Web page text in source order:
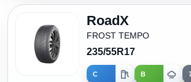
RoadX
FROST TEMPO
235/55R17
C B